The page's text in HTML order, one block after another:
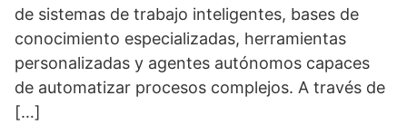
de sistemas de trabajo inteligentes, bases de
conocimiento especializadas, herramientas
personalizadas y agentes autónomos capaces
de automatizar procesos complejos. A través de
[…]